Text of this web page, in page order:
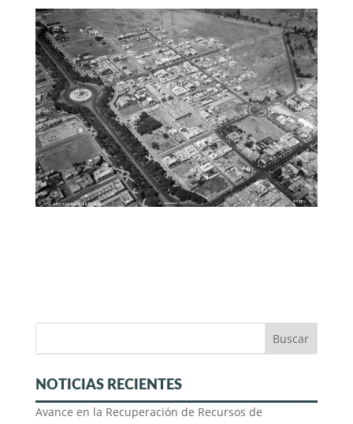
NOTICIAS RECIENTES
Avance en la Recuperación de Recursos de